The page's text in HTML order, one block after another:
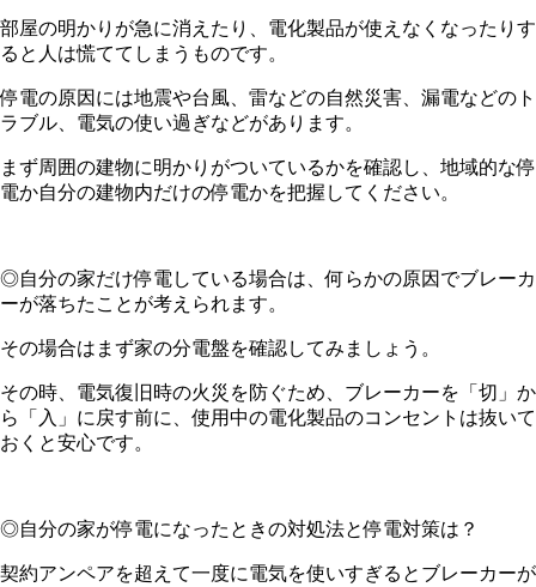
部屋の明かりが急に消えたり、電化製品が使えなくなったりす
ると人は慌ててしまうものです。
停電の原因には地震や台風、雷などの自然災害、漏電などのト
ラブル、電気の使い過ぎなどがあります。
まず周囲の建物に明かりがついているかを確認し、地域的な停
電か自分の建物内だけの停電かを把握してください。
◎自分の家だけ停電している場合は、何らかの原因でブレーカ
ーが落ちたことが考えられます。
その場合はまず家の分電盤を確認してみましょう。
その時、電気復旧時の火災を防ぐため、ブレーカーを「切」か
ら「入」に戻す前に、使用中の電化製品のコンセントは抜いて
おくと安心です。
◎自分の家が停電になったときの対処法と停電対策は？
契約アンペアを超えて一度に電気を使いすぎるとブレーカーが